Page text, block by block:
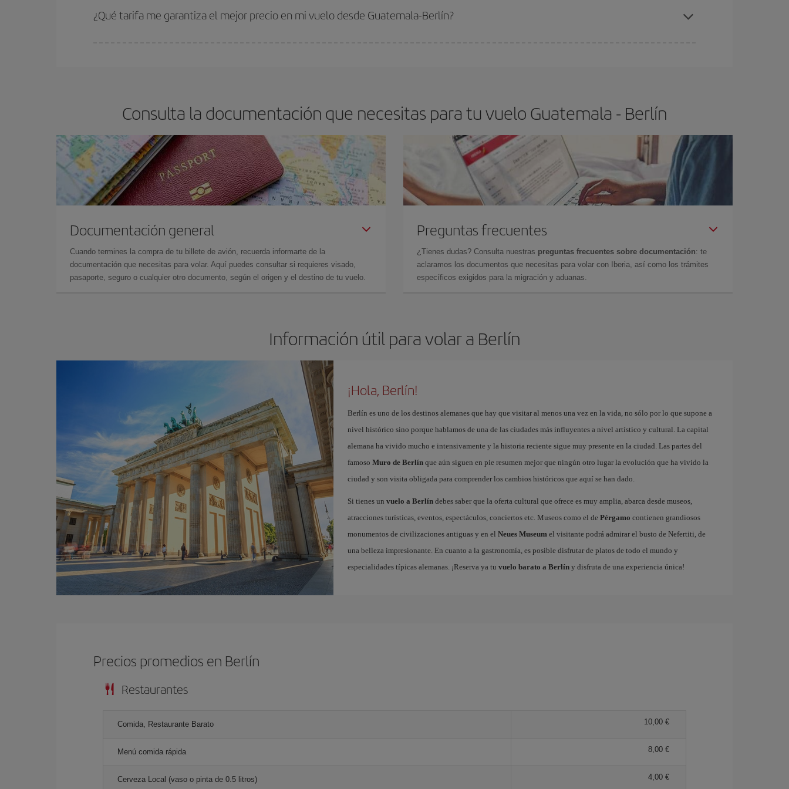
estén disponibles o se vayan agotando. Por eso, comprar con antelación es
fundamental para conseguir
¿Qué tarifa me garantiza el mejor precio en mi vuelo desde Guatemala-Berlín?
Consulta la documentación que necesitas para tu vuelo Guatemala - Berlín
Documentación general
Cuando termines la compra de tu billete de avión, recuerda informarte de la
documentación que necesitas para volar. Aquí puedes consultar si requieres visado,
pasaporte, seguro o cualquier otro documento, según el origen y el destino de tu vuelo.
Preguntas frecuentes
¿Tienes dudas? Consulta nuestras preguntas frecuentes sobre documentación: te
aclaramos los documentos que necesitas para volar con Iberia, así como los trámites
específicos exigidos para la migración y aduanas.
Información útil para volar a Berlín
¡Hola, Berlín!
Berlín es uno de los destinos alemanes que hay que visitar al menos una vez en la vida, no sólo por lo que supone a
nivel histórico sino porque hablamos de una de las ciudades más influyentes a nivel artístico y cultural. La capital
alemana ha vivido mucho e intensivamente y la historia reciente sigue muy presente en la ciudad. Las partes del
famoso Muro de Berlínque aún siguen en pie resumen mejor que ningún otro lugar la evolución que ha vivido la
ciudad y son visita obligada para comprender los cambios históricos que aquí se han dado.
Si tienes un vuelo a Berlíndebes saber que la oferta cultural que ofrece es muy amplia, abarca desde museos,
atracciones turísticas, eventos, espectáculos, conciertos etc. Museos como el de Pérgamo contienen grandiosos
monumentos de civilizaciones antiguas y en el Neues Museumel visitante podrá admirar el busto de Nefertiti, de
una belleza impresionante. En cuanto a la gastronomía, es posible disfrutar de platos de todo el mundo y
especialidades típicas alemanas. ¡Reserva ya tu vuelo barato a Berlíny disfruta de una experiencia única!
Precios promedios en Berlín
Restaurantes
Comida, Restaurante Barato 10,00 €
Menú comida rápida 8,00 €
Cerveza Local (vaso o pinta de 0.5 litros) 4,00 €